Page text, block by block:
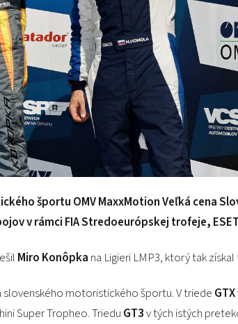
športu OMV MaxxMotion Veľká cena
v rámci FIA Stredoeurópskej trofeje,
Miro Konôpka na Ligieri LMP3, ktorý tak
motoristického športu. V triede GTX
Super Tropheo. Triedu GT3v tých istých